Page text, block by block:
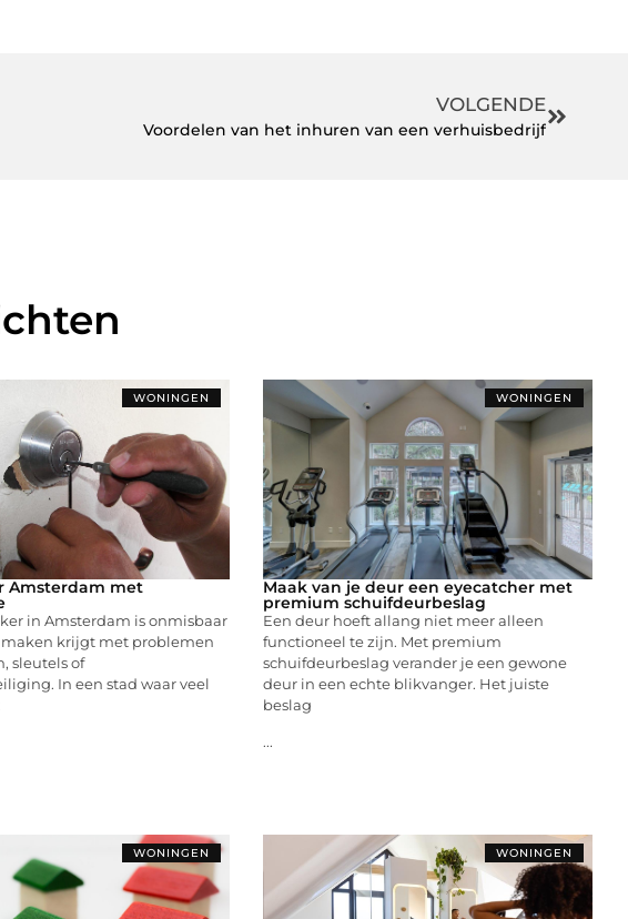
VOLGENDE
Voordelen van het inhuren van een verhuisbedrijf
WONINGEN
Amsterdam met
in Amsterdam is onmisbaar
krijgt met problemen
sleutels of
In een stad waar veel
WONINGEN
Maak van je deur een eyecatcher met
premium schuifdeurbeslag
Een deur hoeft allang niet meer alleen
functioneel te zijn. Met premium
schuifdeurbeslag verander je een gewone
deur in een echte blikvanger. Het juiste
beslag
...
WONINGEN WONINGEN